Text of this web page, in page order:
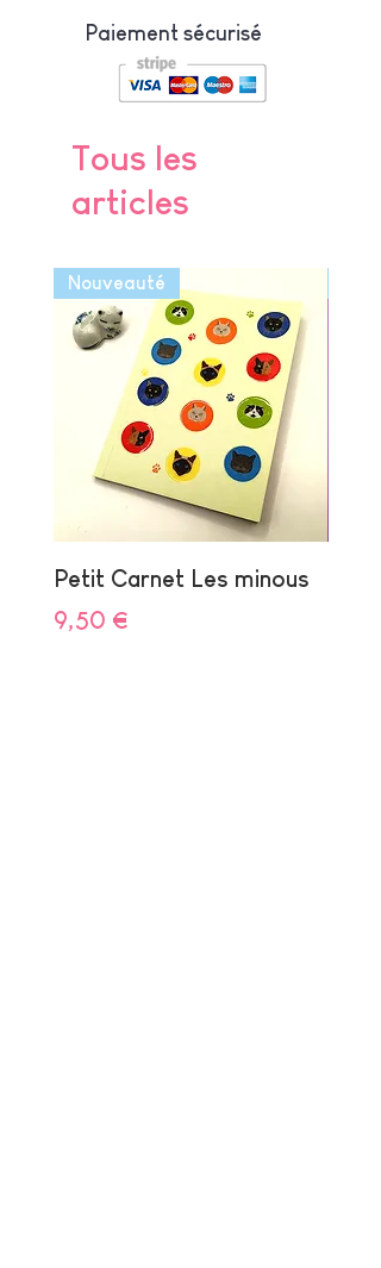
Paiement sécurisé
Tous les
articles
Nouveauté
Petit Carnet Les minous
Prix
9,50 €